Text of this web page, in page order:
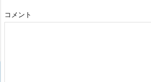
コメント